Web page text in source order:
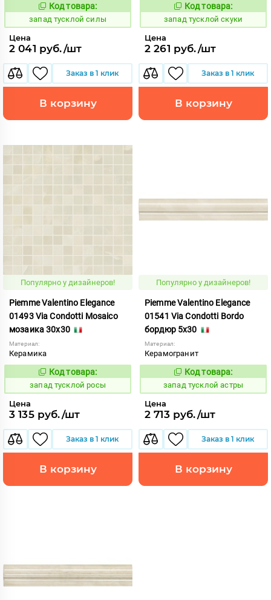
419588
Код товара:
запад тусклой силы
Цена
2 041 руб./шт
Заказ в 1 клик
В корзину
419594
Код товара:
запад тусклой скуки
Цена
2 261 руб./шт
Заказ в 1 клик
В корзину
Популярно у дизайнеров!
Piemme Valentino Elegance
01493 Via Condotti Mosaico
мозаика 30x30
Материал:
Керамика
419582
Код товара:
запад тусклой росы
Цена
3 135 руб./шт
Заказ в 1 клик
В корзину
Популярно у дизайнеров!
Piemme Valentino Elegance
01541 Via Condotti Bordo
бордюр 5x30
Материал:
Керамогранит
419581
Код товара:
запад тусклой астры
Цена
2 713 руб./шт
Заказ в 1 клик
В корзину